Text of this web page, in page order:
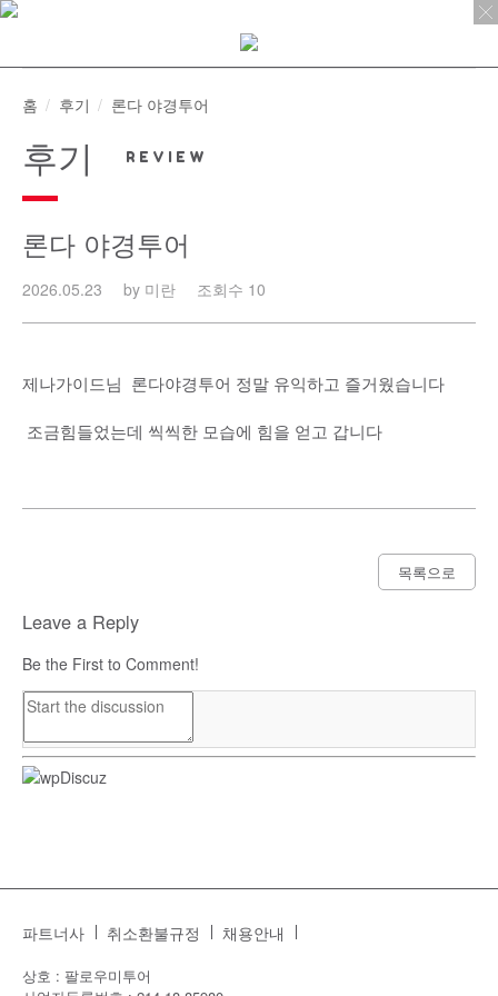
Skip
홈 후기 론다 야경투어
후기
론다 야경투어
2026.05.23 by 미란 조회수 10
제나가이드님 론다야경투어 정말 유익하고 즐거웠습니다
조금힘들었는데 씩씩한 모습에 힘을 얻고 갑니다
목록으로
Leave a Reply
Be the First to Comment!
파트너사 취소환불규정 채용안내
상호 : 팔로우미투어